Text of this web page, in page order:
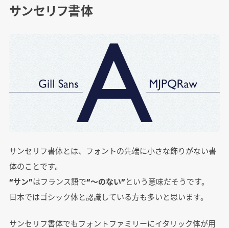
サンセリフ書体
サンセリフ書体とは、フォントの先端に小さな飾りがない書
体のことです。
“サン”はフランス語で“～のない”という意味だそうです。
日本ではゴシック体と認識している方も多いと思います。
サンセリフ書体でもフォントファミリーにイタリック体が用